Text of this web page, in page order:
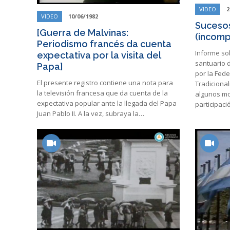
VIDEO 10/06/1982
[Guerra de Malvinas:
Periodismo francés da cuenta
expectativa por la visita del
Papa]
El presente registro contiene una nota para
la televisión francesa que da cuenta de la
expectativa popular ante la llegada del Papa
Juan Pablo II. A la vez, subraya la…
VIDEO
Informe
santuario
por la
algunos